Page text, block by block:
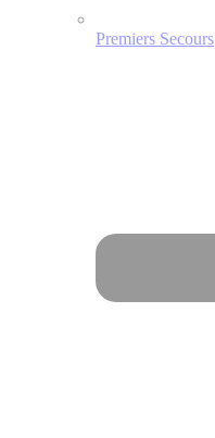
Premiers Secours